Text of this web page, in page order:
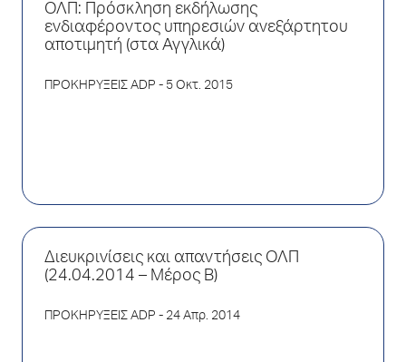
ΟΛΠ: Πρόσκληση εκδήλωσης
ενδιαφέροντος υπηρεσιών ανεξάρτητου
αποτιμητή (στα Αγγλικά)
ΠΡΟΚΗΡΥΞΕΙΣ ADP - 5 Οκτ. 2015
Διευκρινίσεις και απαντήσεις ΟΛΠ
(24.04.2014 – Μέρος B)
ΠΡΟΚΗΡΥΞΕΙΣ ADP - 24 Απρ. 2014